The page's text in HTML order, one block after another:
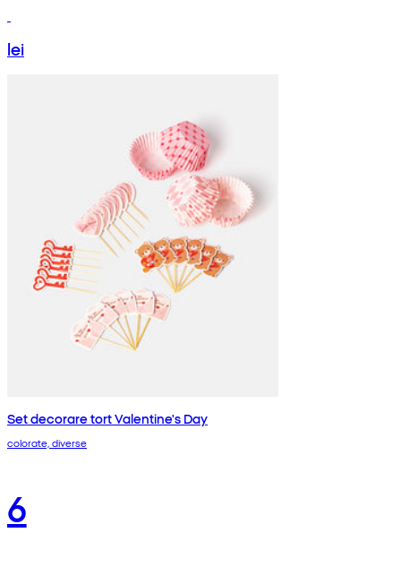
lei
Set decorare tort Valentine's Day
colorate, diverse
6